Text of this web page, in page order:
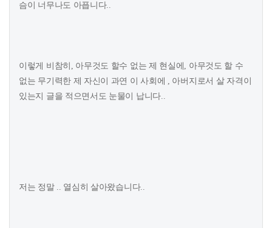
슴이 너무나도 아픕니다..
이렇게 비참히, 아무것도 할수 없는 제 현실에, 아무것도 할 수
없는 무기력한 제 자신이 과연 이 사회에 , 아버지로서 살 자격이
있는지 글을 적으면서도 눈물이 납니다..
저는 정말 .. 열심히 살아왔습니다..